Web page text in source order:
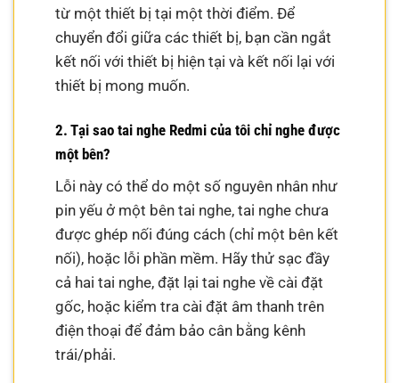
từ một thiết bị tại một thời điểm. Để
chuyển đổi giữa các thiết bị, bạn cần ngắt
kết nối với thiết bị hiện tại và kết nối lại với
thiết bị mong muốn.
2. Tại sao tai nghe Redmi của tôi chỉ nghe được
một bên?
Lỗi này có thể do một số nguyên nhân như
pin yếu ở một bên tai nghe, tai nghe chưa
được ghép nối đúng cách (chỉ một bên kết
nối), hoặc lỗi phần mềm. Hãy thử sạc đầy
cả hai tai nghe, đặt lại tai nghe về cài đặt
gốc, hoặc kiểm tra cài đặt âm thanh trên
điện thoại để đảm bảo cân bằng kênh
trái/phải.